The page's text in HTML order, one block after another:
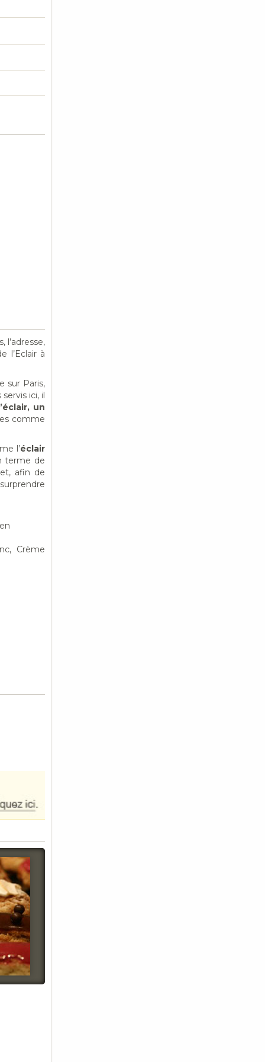
l’adresse,
l’Eclair à
sur Paris,
ici, il
un
comme
l’éclair
terme de
afin de
Crème